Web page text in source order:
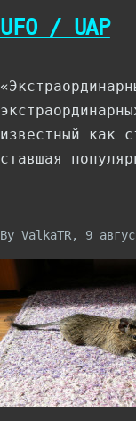
UFO / UAP
известный как
ставшая
By ValkaTR, 9